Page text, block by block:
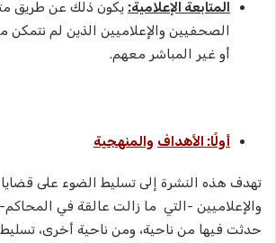
المتابعة الإعلامية: يكون ذلك عن طريق
الصحفيين والإعلاميين الذين لم نتمكن
أو غير المباشر معهم.
أولًا: الأهداف والمنهجية
تهدف هذه النشرة إلى تسليط الضوء على
والإعلاميين -التي ما زالت عالقة في
حدثت فيها من ناحية، ومن ناحية أخرى،